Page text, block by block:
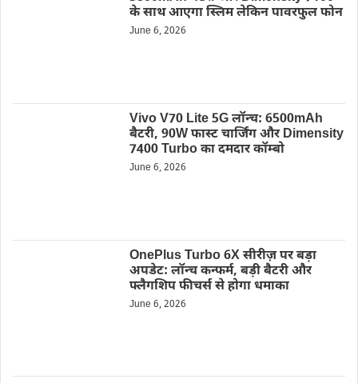
के साथ आएगा स्लिम लेकिन पावरफुल फोन
June 6, 2026
Vivo V70 Lite 5G लॉन्च: 6500mAh
बैटरी, 90W फास्ट चार्जिंग और Dimensity
7400 Turbo का दमदार कॉम्बो
June 6, 2026
OnePlus Turbo 6X सीरीज़ पर बड़ा
अपडेट: लॉन्च कन्फर्म, बड़ी बैटरी और
फ्लैगशिप फीचर्स से होगा धमाका
June 6, 2026